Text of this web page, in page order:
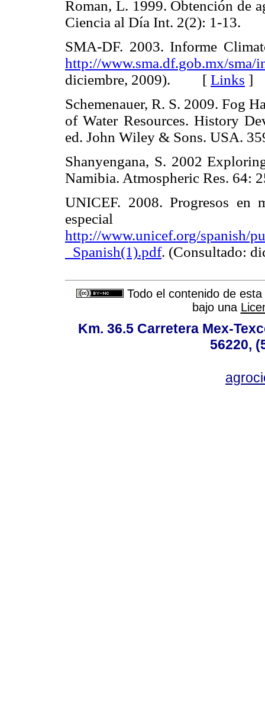
Roman, L. 1999. Obtención de
Ciencia al Día Int. 2(2): 1-
SMA-DF. 2003. Informe
http://www.sma.df.gob.mx/
diciembre, 2009). [ Links ]
Schemenauer, R. S. 2009. Fog
of Water Resources. History
ed. John Wiley & Sons.
Shanyengana, S. 2002
Namibia. Atmospheric Res.
UNICEF. 2008. Progresos en
especial
http://www.unicef.org/spanish/
_Spanish(1).pdf.
Todo el contenido de
bajo una
Km. 36.5 Carretera Mex-
56220,